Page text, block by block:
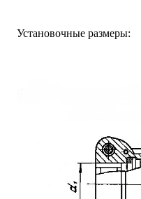
Установочные размеры: